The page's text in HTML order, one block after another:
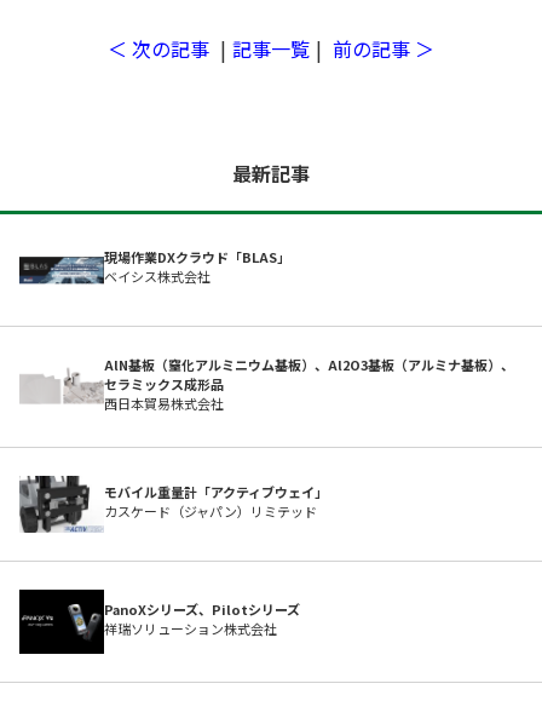
初めての方へ
＜ 次の記事 | 記事一覧 | 前の記事 ＞
最新記事
現場作業DXクラウド「BLAS」
ベイシス株式会社
AlN基板（窒化アルミニウム基板）、Al2O3基板（アルミナ基板）、
セラミックス成形品
西日本貿易株式会社
モバイル重量計「アクティブウェイ」
カスケード（ジャパン）リミテッド
PanoXシリーズ、Pilotシリーズ
祥瑞ソリューション株式会社